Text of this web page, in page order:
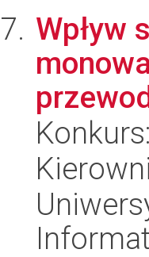
Wpływ
Konkurs: